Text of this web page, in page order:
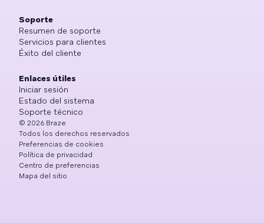
Soporte
Resumen de soporte
Servicios para clientes
Éxito del cliente
Enlaces útiles
Iniciar sesión
Estado del sistema
Soporte técnico
© 2026 Braze
Todos los derechos reservados
Preferencias de cookies
Política de privacidad
Centro de preferencias
Mapa del sitio